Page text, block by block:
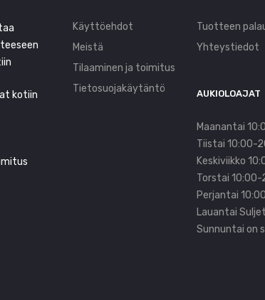
kotiin
Käyttöehdot
Meistä
Tilaaminen ja toimitus
Tietosuojakäytäntö
Tuotteen
Yhteystiedot
AUKIOLOAJAT
Maanantai
Tiistai 10:00-
Keskiviikko
Torstai
Perjantai
Lauantai
Sunnuntai on